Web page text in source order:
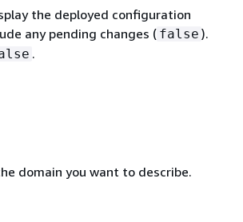
the deployed configuration
any pending changes ( false ).
.
domain you want to describe.